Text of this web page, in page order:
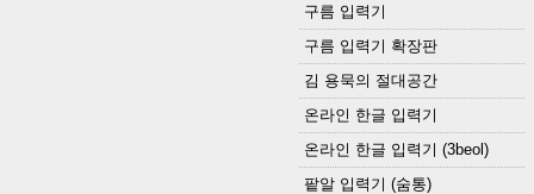
구름 입력기
구름 입력기 확장판
김 용묵의 절대공간
온라인 한글 입력기
온라인 한글 입력기 (3beol)
팥알 입력기 (숨통)